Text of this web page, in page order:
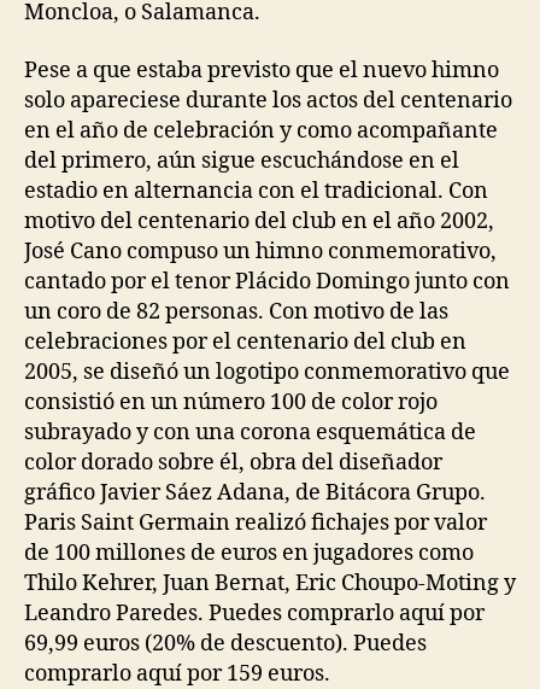
Moncloa, o Salamanca.
Pese a que estaba previsto que el nuevo himno
solo apareciese durante los actos del centenario
en el año de celebración y como acompañante
del primero, aún sigue escuchándose en el
estadio en alternancia con el tradicional. Con
motivo del centenario del club en el año 2002,
José Cano compuso un himno conmemorativo,
cantado por el tenor Plácido Domingo junto con
un coro de 82 personas. Con motivo de las
celebraciones por el centenario del club en
2005, se diseñó un logotipo conmemorativo que
consistió en un número 100 de color rojo
subrayado y con una corona esquemática de
color dorado sobre él, obra del diseñador
gráfico Javier Sáez Adana, de Bitácora Grupo.
Paris Saint Germain realizó fichajes por valor
de 100 millones de euros en jugadores como
Thilo Kehrer, Juan Bernat, Eric Choupo-Moting y
Leandro Paredes. Puedes comprarlo aquí por
69,99 euros (20% de descuento). Puedes
comprarlo aquí por 159 euros.